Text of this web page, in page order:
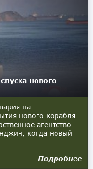
нового
на
нового корабля
агентство
когда новый
Подробнее